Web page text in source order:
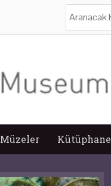
Müzeler Kütüphane